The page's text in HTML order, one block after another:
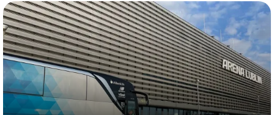
ЛЕ
ЧЕ-2028
Букмекери
Казино